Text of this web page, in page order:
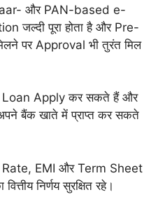
और PAN-based e-
जल्दी पूरा होता है और Pre-
पर Approval भी तुरंत मिल
Loan Apply कर सकते हैं और
बैंक खाते में प्राप्त कर सकते
EMI और Term Sheet
निर्णय सुरक्षित रहे।